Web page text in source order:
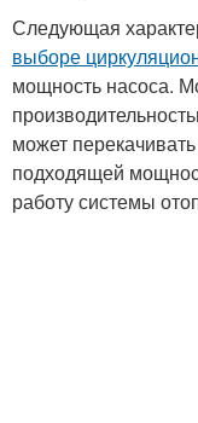
Следующая
выборе
мощность насоса.
может
подходящей
работу системы